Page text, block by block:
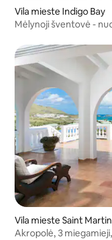
Vila mieste Indigo Bay
Mėlynoji šventovė -
Vila mieste Saint Martin
Akropolė, 3